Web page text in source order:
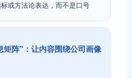
标或方法论表达，而不是口号
矩阵”：让内容围绕公司画像